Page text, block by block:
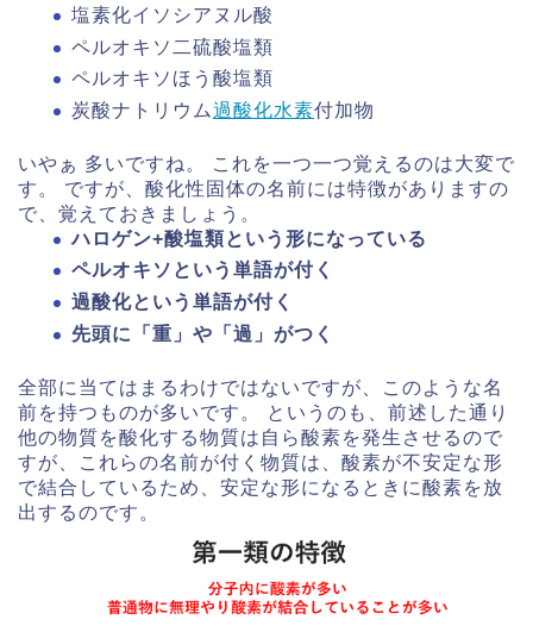
塩素化イソシアヌル酸
ペルオキソ二硫酸塩類
ペルオキソほう酸塩類
炭酸ナトリウム過酸化水素付加物
いやぁ 多いですね。 これを一つ一つ覚えるのは大変で
す。 ですが、酸化性固体の名前には特徴がありますの
で、覚えておきましょう。
ハロゲン+酸塩類という形になっている
ペルオキソという単語が付く
過酸化という単語が付く
先頭に「重」や「過」がつく
全部に当てはまるわけではないですが、このような名
前を持つものが多いです。 というのも、前述した通り
他の物質を酸化する物質は自ら酸素を発生させるので
すが、これらの名前が付く物質は、酸素が不安定な形
で結合しているため、安定な形になるときに酸素を放
出するのです。